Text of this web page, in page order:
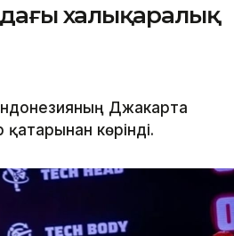
халықаралық
Джакарта
көрінді.